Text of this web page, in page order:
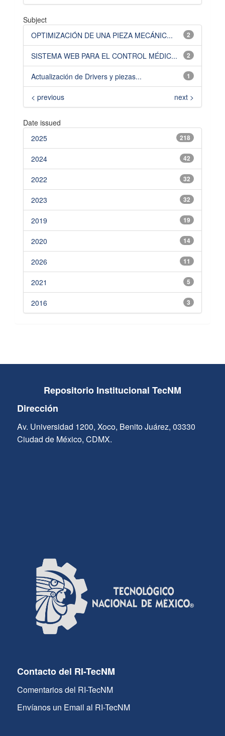
Subject
2
OPTIMIZACIÓN DE UNA PIEZA MECÁNIC...
2
SISTEMA WEB PARA EL CONTROL MÉDIC...
1
Actualización de Drivers y piezas...
< previous next >
Date issued
218
2025
42
2024
32
2022
32
2023
19
2019
14
2020
11
2026
5
2021
3
2016
Repositorio Institucional TecNM
Dirección
Av. Universidad 1200, Xoco, Benito Juárez, 03330
Ciudad de México, CDMX.
Contacto del RI-TecNM
Comentarios del RI-TecNM
Envíanos un Email al RI-TecNM